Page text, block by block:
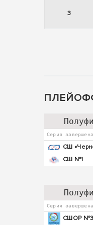
3
Серия
СШ №1
Серия
СШОР №3